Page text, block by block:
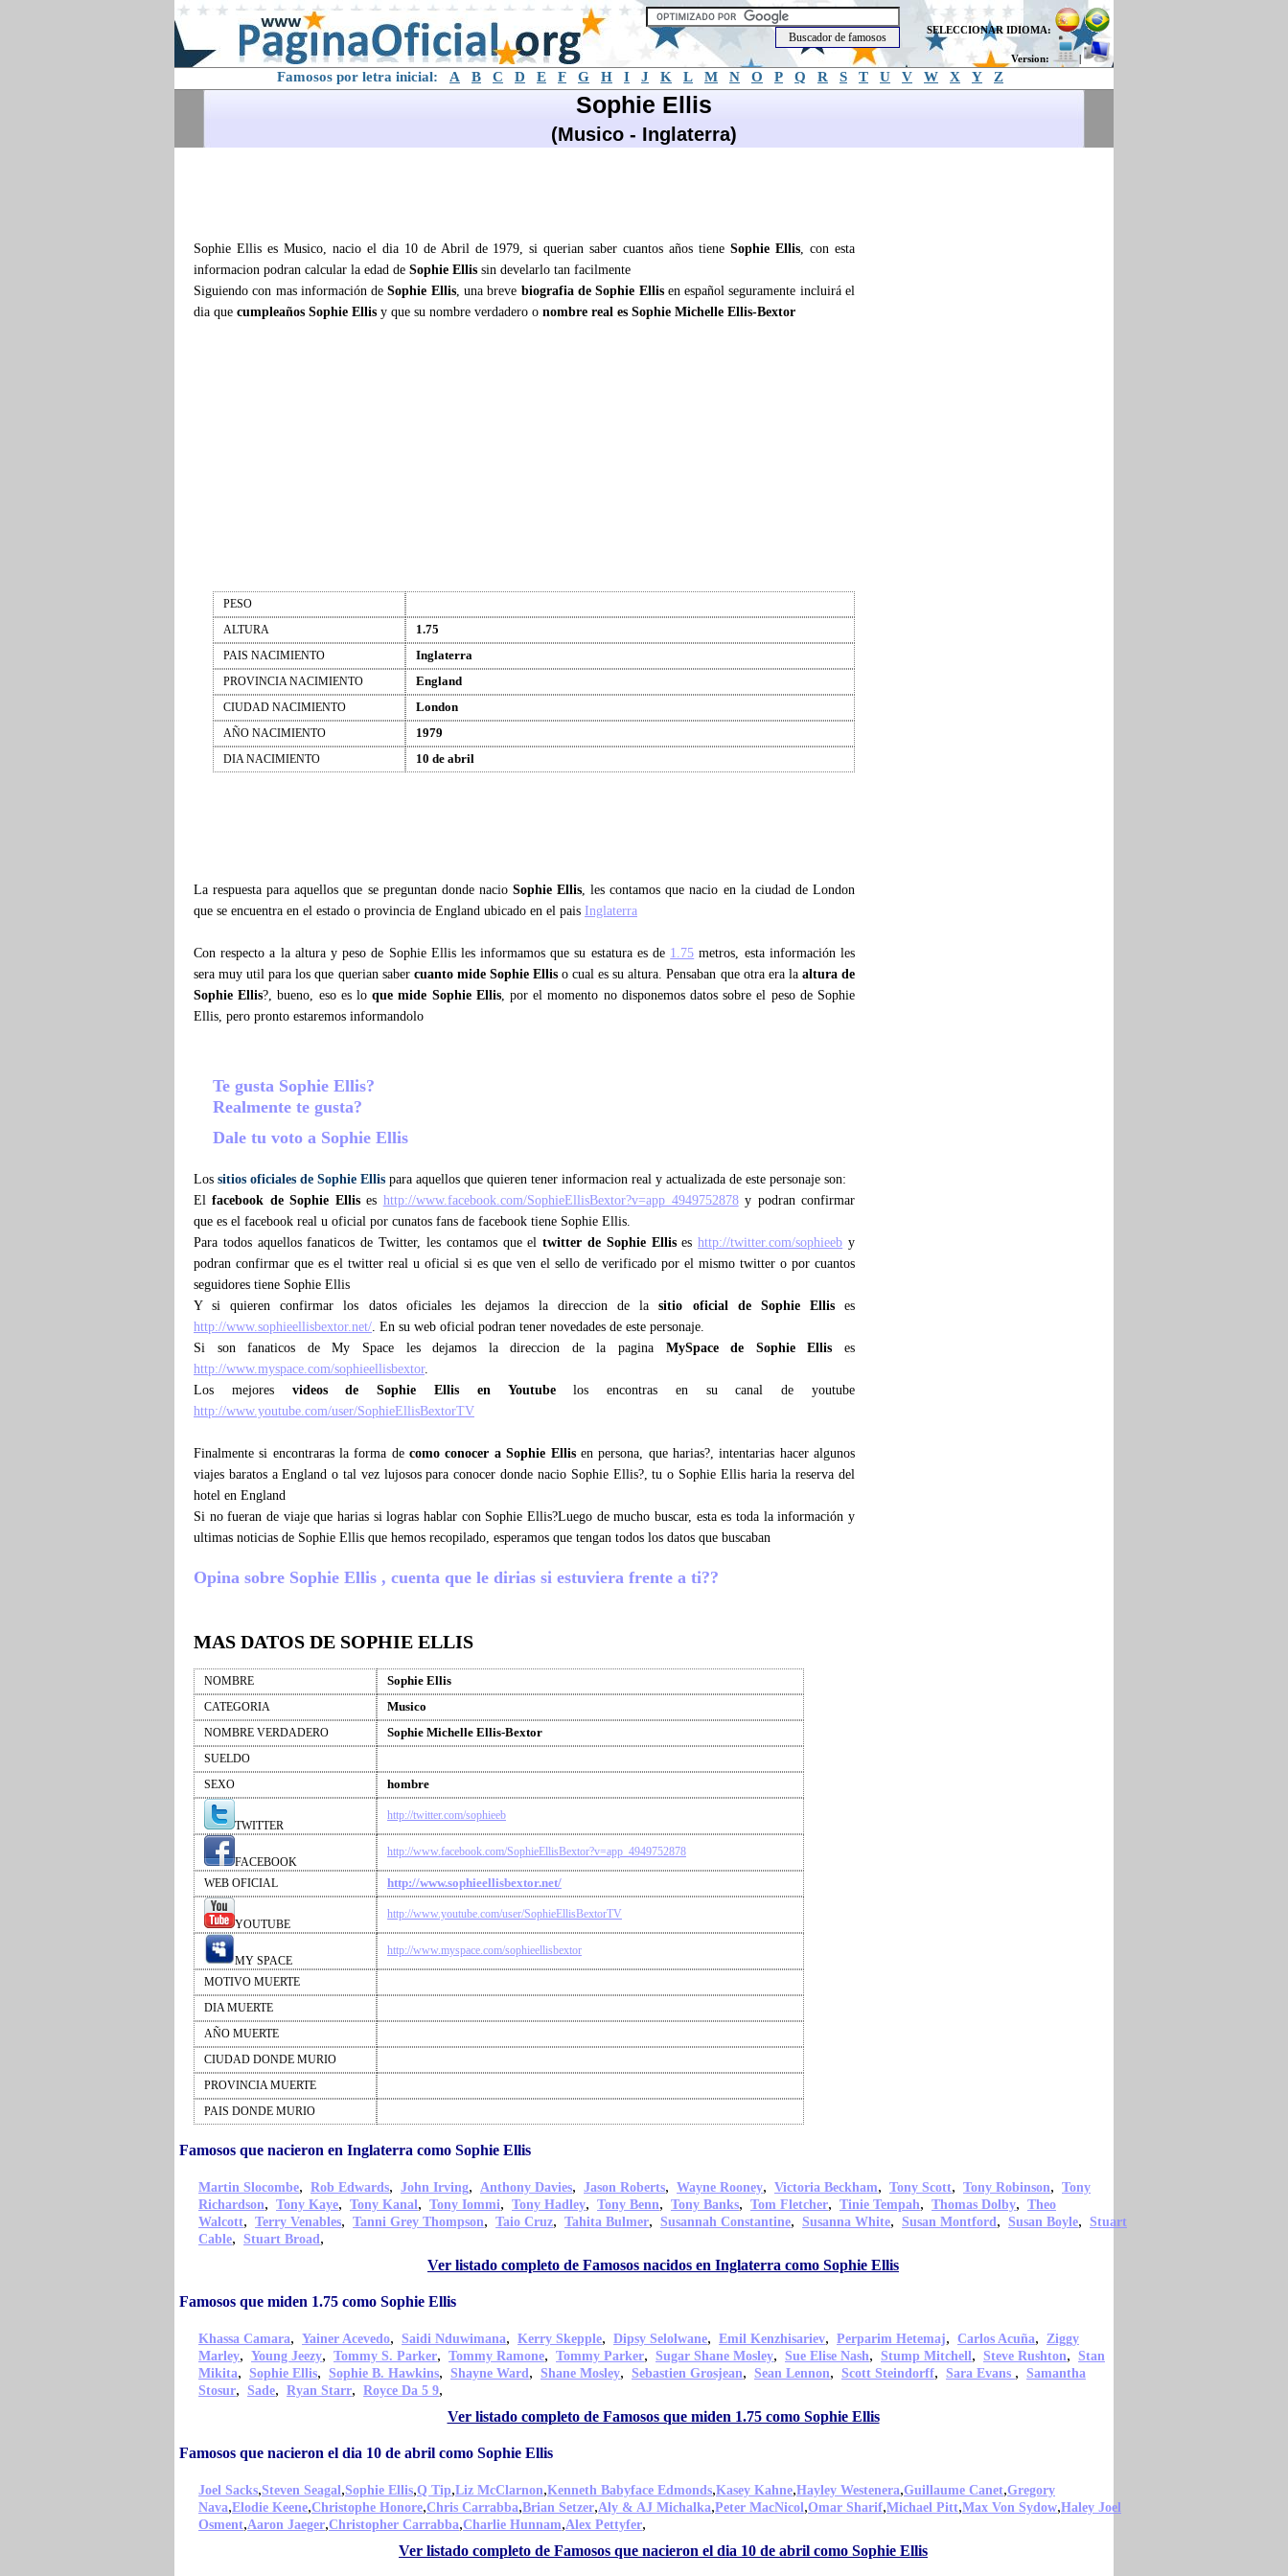
SELECCIONAR IDIOMA:
Version: |
Famosos por letra inicial: A B C D E F G H I J K L M N O P Q R S T U V W X Y Z
Sophie Ellis
(Musico - Inglaterra)
Sophie Ellis es Musico, nacio el dia 10 de Abril de 1979, si querian saber cuantos años tieneSophie Ellis, con esta
informacion podran calcular la edad de Sophie Ellis sin develarlo tan facilmente
Siguiendo con mas información deSophie Ellis, una breve biografia de Sophie Ellisen español seguramente incluirá el
dia que cumpleaños Sophie Ellis y que su nombre verdadero o nombre real es Sophie Michelle Ellis-Bextor
PESO
ALTURA
1.75
PAIS NACIMIENTO Inglaterra
PROVINCIA NACIMIENTO England
CIUDAD NACIMIENTO London
AÑO NACIMIENTO 1979
DIA NACIMIENTO 10 de abril
La respuesta para aquellos que se preguntan donde nacio Sophie Ellis, les contamos que nacio en la ciudad de London
que se encuentra en el estado o provincia de England ubicado en el pais Inglaterra
Con respecto a la altura y peso de Sophie Ellis les informamos que su estatura es de 1.75 metros, esta información les
sera muy util para los que querian saber cuanto mide Sophie Elliso cual es su altura. Pensaban que otra era la altura de
Sophie Ellis?, bueno, eso es loque mide Sophie Ellis, por el momento no disponemos datos sobre el peso de Sophie
Ellis, pero pronto estaremos informandolo
Te gusta Sophie Ellis?
Realmente te gusta?
Dale tu voto a Sophie Ellis
Los sitios oficiales de Sophie Ellis para aquellos que quieren tener informacion real y actualizada de este personaje son:
Elfacebook de Sophie Ellises http://www.facebook.com/SophieEllisBextor?v=app_4949752878y podran confirmar
que es el facebook real u oficial por cunatos fans de facebook tiene Sophie Ellis.
Para todos aquellos fanaticos de Twitter, les contamos que eltwitter de Sophie Elliseshttp://twitter.com/sophieeb y
podran confirmar que es el twitter real u oficial si es que ven el sello de verificado por el mismo twitter o por cuantos
seguidores tiene Sophie Ellis
Y si quieren confirmar los datos oficiales les dejamos la direccion de lasitio oficial de Sophie Ellises
http://www.sophieellisbextor.net/. En su web oficial podran tener novedades de este personaje.
Si son fanaticos de My Space les dejamos la direccion de la pagina MySpace de Sophie Ellis es
http://www.myspace.com/sophieellisbextor.
Los mejores videos de Sophie Ellis en Youtubelos encontras en su canal de youtube
http://www.youtube.com/user/SophieEllisBextorTV
Finalmente si encontraras la forma decomo conocer a Sophie Ellisen persona, que harias?, intentarias hacer algunos
viajes baratos a England o tal vez lujosos para conocer donde nacio Sophie Ellis?, tu o Sophie Ellis haria la reserva del
hotel en England
Si no fueran de viaje que harias si logras hablar con Sophie Ellis?Luego de mucho buscar, esta es toda la información y
ultimas noticias de Sophie Ellis que hemos recopilado, esperamos que tengan todos los datos que buscaban
Opina sobre Sophie Ellis , cuenta que le dirias si estuviera frente a ti??
MAS DATOS DE SOPHIE ELLIS
NOMBRE Sophie Ellis
CATEGORIA Musico
NOMBRE VERDADERO Sophie Michelle Ellis-Bextor
SUELDO
SEXO
hombre
TWITTER
http://twitter.com/sophieeb
FACEBOOK
http://www.facebook.com/SophieEllisBextor?v=app_4949752878
WEB OFICIAL http://www.sophieellisbextor.net/
YOUTUBE
http://www.youtube.com/user/SophieEllisBextorTV
MY SPACE
http://www.myspace.com/sophieellisbextor
MOTIVO MUERTE
DIA MUERTE
AÑO MUERTE
CIUDAD DONDE MURIO
PROVINCIA MUERTE
PAIS DONDE MURIO
Famosos que nacieron en Inglaterra como Sophie Ellis
Martin Slocombe, Rob Edwards, John Irving, Anthony Davies, Jason Roberts, Wayne Rooney, Victoria Beckham, Tony Scott, Tony Robinson, Tony
Richardson, Tony Kaye, Tony Kanal, Tony Iommi, Tony Hadley, Tony Benn, Tony Banks, Tom Fletcher, Tinie Tempah, Thomas Dolby, Theo
Walcott, Terry Venables, Tanni Grey Thompson, Taio Cruz, Tahita Bulmer, Susannah Constantine, Susanna White, Susan Montford, Susan Boyle, Stuart
Cable, Stuart Broad,
Ver listado completo de Famosos nacidos en Inglaterra como Sophie Ellis
Famosos que miden 1.75 como Sophie Ellis
Khassa Camara, Yainer Acevedo, Saidi Nduwimana, Kerry Skepple, Dipsy Selolwane, Emil Kenzhisariev, Perparim Hetemaj, Carlos Acuña, Ziggy
Marley, Young Jeezy, Tommy S. Parker, Tommy Ramone, Tommy Parker, Sugar Shane Mosley, Sue Elise Nash, Stump Mitchell, Steve Rushton, Stan
Mikita, Sophie Ellis, Sophie B. Hawkins, Shayne Ward, Shane Mosley, Sebastien Grosjean, Sean Lennon, Scott Steindorff, Sara Evans , Samantha
Stosur, Sade, Ryan Starr, Royce Da 5 9,
Ver listado completo de Famosos que miden 1.75 como Sophie Ellis
Famosos que nacieron el dia 10 de abril como Sophie Ellis
Joel Sacks,Steven Seagal,Sophie Ellis,Q Tip,Liz McClarnon,Kenneth Babyface Edmonds,Kasey Kahne,Hayley Westenera,Guillaume Canet,Gregory
Nava,Elodie Keene,Christophe Honore,Chris Carrabba,Brian Setzer,Aly & AJ Michalka,Peter MacNicol,Omar Sharif,Michael Pitt,Max Von Sydow,Haley Joel
Osment,Aaron Jaeger,Christopher Carrabba,Charlie Hunnam,Alex Pettyfer,
Ver listado completo de Famosos que nacieron el dia 10 de abril como Sophie Ellis